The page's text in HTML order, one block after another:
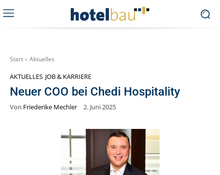
Start Aktuelles
AKTUELLES JOB & KARRIERE
Neuer COO bei Chedi Hospitality
Von Friederike Mechler 2. Juni 2025